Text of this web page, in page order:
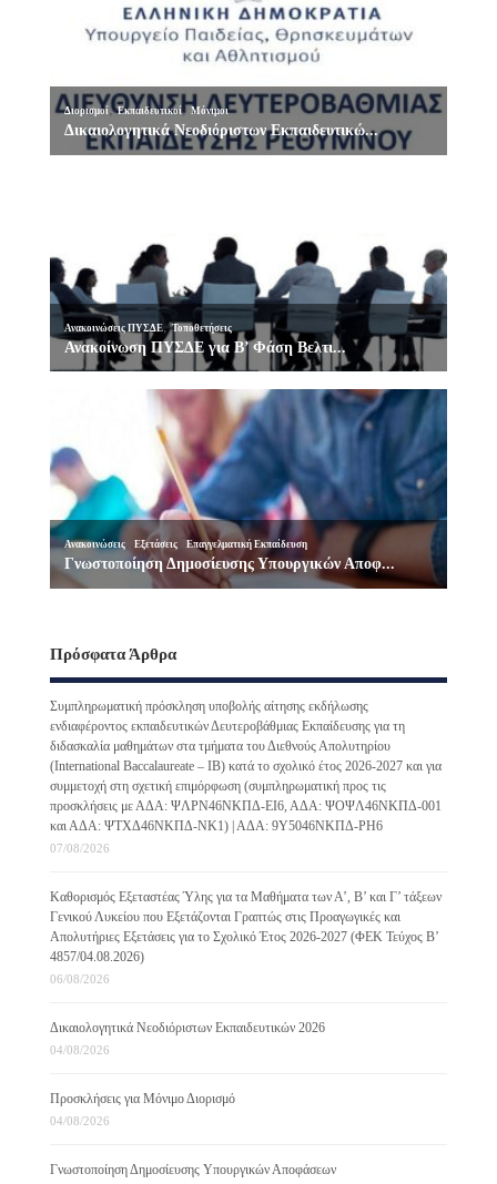
Πρόσφατα Άρθρα
Συμπληρωματική πρόσκληση υποβολής αίτησης εκδήλωσης
ενδιαφέροντος εκπαιδευτικών Δευτεροβάθμιας Εκπαίδευσης για τη
διδασκαλία μαθημάτων στα τμήματα του Διεθνούς Απολυτηρίου
(International Baccalaureate – IB) κατά το σχολικό έτος 2026-2027 και για
συμμετοχή στη σχετική επιμόρφωση (συμπληρωματική προς τις
προσκλήσεις με ΑΔΑ: ΨΛΡΝ46ΝΚΠΔ-ΕΙ6, ΑΔΑ: ΨΟΨΛ46ΝΚΠΔ-001
και ΑΔΑ: ΨΤΧΔ46ΝΚΠΔ-ΝΚ1) | ΑΔΑ: 9Υ5046ΝΚΠΔ-ΡΗ6
07/08/2026
Καθορισμός Εξεταστέας Ύλης για τα Μαθήματα των Α’, Β’ και Γ’ τάξεων
Γενικού Λυκείου που Εξετάζονται Γραπτώς στις Προαγωγικές και
Απολυτήριες Εξετάσεις για το Σχολικό Έτος 2026-2027 (ΦΕΚ Τεύχος B’
4857/04.08.2026)
06/08/2026
Δικαιολογητικά Νεοδιόριστων Εκπαιδευτικών 2026
04/08/2026
Προσκλήσεις για Μόνιμο Διορισμό
04/08/2026
Γνωστοποίηση Δημοσίευσης Υπουργικών Αποφάσεων